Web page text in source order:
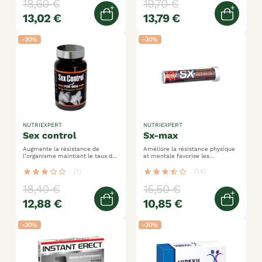
18,60 €
13,02 €
Ajouter au panier
19,70 €
13,79 €
-30%
sex control
NUTRIEXPERT
Augmente la résistance de
l’organisme maintient le taux de
fatigue
star star star star_border star_border (1)
18,40 €
12,88 €
Ajouter au panier
-30%
sx-max
NUTRIEXPERT
Améliore la résistance physique
et mentale favorise les
contre la fatigue
star star star star_half star_border (14)
15,50 €
10,85 €
-30% -30%